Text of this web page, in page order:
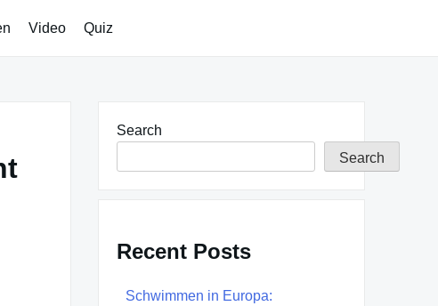
Video Quiz
Search
Search
Recent Posts
Schwimmen in Europa: